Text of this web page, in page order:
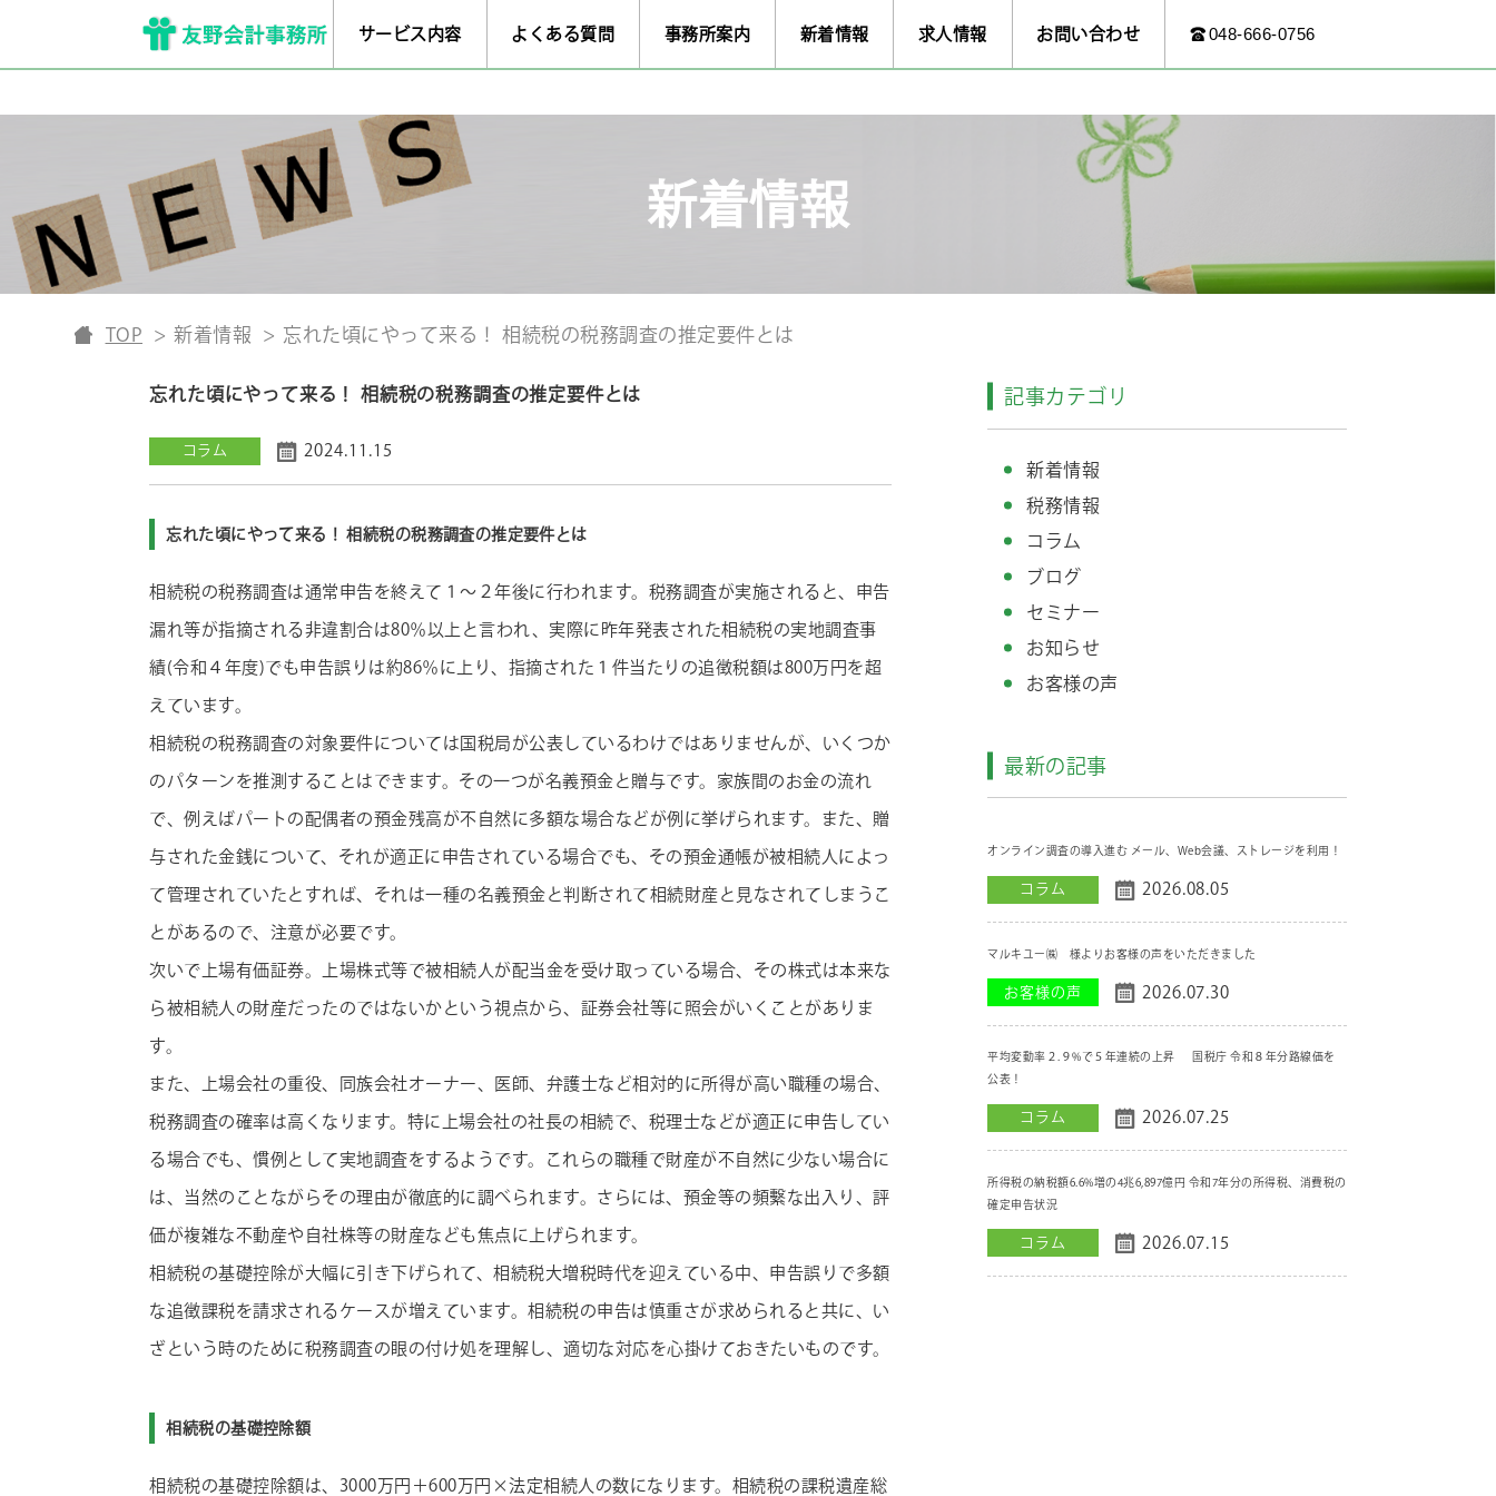
サービス内容 よくある質問 事務所案内 新着情報 求人情報 お問い合わせ 048-666-0756
新着情報
TOP 新着情報 忘れた頃にやって来る！ 相続税の税務調査の推定要件とは
忘れた頃にやって来る！ 相続税の税務調査の推定要件とは
コラム 2024.11.15
忘れた頃にやって来る！ 相続税の税務調査の推定要件とは
相続税の税務調査は通常申告を終えて１～２年後に行われます。税務調査が実施されると、申告
漏れ等が指摘される非違割合は80％以上と言われ、実際に昨年発表された相続税の実地調査事
績(令和４年度)でも申告誤りは約86％に上り、指摘された１件当たりの追徴税額は800万円を超
えています。
相続税の税務調査の対象要件については国税局が公表しているわけではありませんが、いくつか
のパターンを推測することはできます。その一つが名義預金と贈与です。家族間のお金の流れ
で、例えばパートの配偶者の預金残高が不自然に多額な場合などが例に挙げられます。また、贈
与された金銭について、それが適正に申告されている場合でも、その預金通帳が被相続人によっ
て管理されていたとすれば、それは一種の名義預金と判断されて相続財産と見なされてしまうこ
とがあるので、注意が必要です。
次いで上場有価証券。上場株式等で被相続人が配当金を受け取っている場合、その株式は本来な
ら被相続人の財産だったのではないかという視点から、証券会社等に照会がいくことがありま
す。
また、上場会社の重役、同族会社オーナー、医師、弁護士など相対的に所得が高い職種の場合、
税務調査の確率は高くなります。特に上場会社の社長の相続で、税理士などが適正に申告してい
る場合でも、慣例として実地調査をするようです。これらの職種で財産が不自然に少ない場合に
は、当然のことながらその理由が徹底的に調べられます。さらには、預金等の頻繫な出入り、評
価が複雑な不動産や自社株等の財産なども焦点に上げられます。
相続税の基礎控除が大幅に引き下げられて、相続税大増税時代を迎えている中、申告誤りで多額
な追徴課税を請求されるケースが増えています。相続税の申告は慎重さが求められると共に、い
ざという時のために税務調査の眼の付け処を理解し、適切な対応を心掛けておきたいものです。
相続税の基礎控除額
相続税の基礎控除額は、3000万円＋600万円×法定相続人の数になります。相続税の課税遺産総
記事カテゴリ
新着情報
税務情報
コラム
ブログ
セミナー
お知らせ
お客様の声
最新の記事
オンライン調査の導入進む メール、Web会議、ストレージを利用！
コラム 2026.08.05
マルキユー㈱ 様よりお客様の声をいただきました
お客様の声 2026.07.30
平均変動率２.９%で５年連続の上昇 国税庁 令和８年分路線価を
公表！
コラム 2026.07.25
所得税の納税額6.6%増の4兆6,897億円 令和7年分の所得税、消費税の
確定申告状況
コラム 2026.07.15